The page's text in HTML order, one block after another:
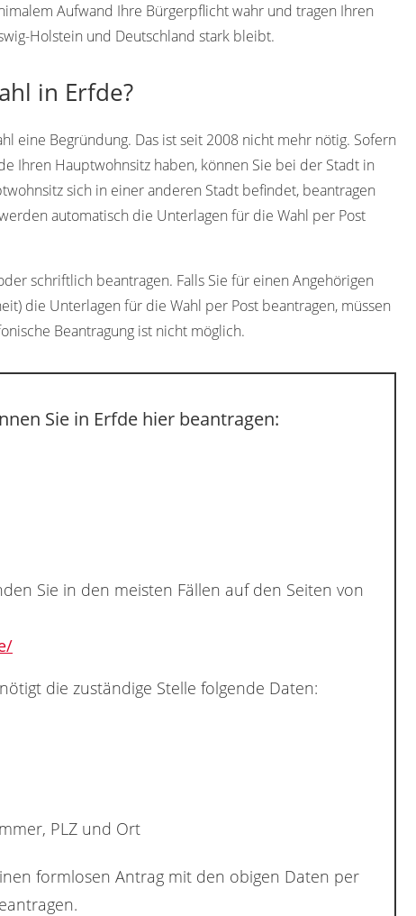
Aufwand Ihre Bürgerpflicht wahr und tragen Ihren
Holstein und Deutschland stark bleibt.
in Erfde?
eine Begründung. Das ist seit 2008 nicht mehr nötig. Sofern
Ihren Hauptwohnsitz haben, können Sie bei der Stadt in
sich in einer anderen Stadt befindet, beantragen
automatisch die Unterlagen für die Wahl per Post
schriftlich beantragen. Falls Sie für einen Angehörigen
die Unterlagen für die Wahl per Post beantragen, müssen
Beantragung ist nicht möglich.
Sie in Erfde hier beantragen:
Sie in den meisten Fällen auf den Seiten von
die zuständige Stelle folgende Daten:
PLZ und Ort
formlosen Antrag mit den obigen Daten per